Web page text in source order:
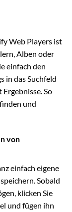
Web Players ist
Alben oder
einfach den
in das Suchfeld
So
und
von
einfach eigene
Sobald
klicken Sie
und fügen ihn